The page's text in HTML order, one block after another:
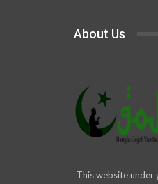
About Us
This website